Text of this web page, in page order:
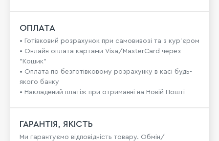
ОПЛАТА
• Готівковий розрахунок при самовивозі та з кур’єром
• Онлайн оплата картами Visa/MasterCard через
"Кошик"
• Оплата по безготівковому розрахунку в касі будь-
якого банку
• Накладений платіж при отриманні на Новій Пошті
ГАРАНТІЯ, ЯКІСТЬ
Ми гарантуємо відповідність товару. Обмін/